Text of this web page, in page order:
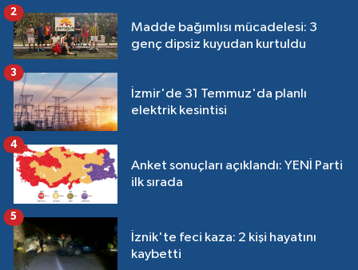
Madde bağımlısı mücadelesi: 3
genç dipsiz kuyudan kurtuldu
2
İzmir'de 31 Temmuz'da planlı
elektrik kesintisi
3
Anket sonuçları açıklandı: YENİ Parti
ilk sırada
4
İznik'te feci kaza: 2 kişi hayatını
kaybetti
5